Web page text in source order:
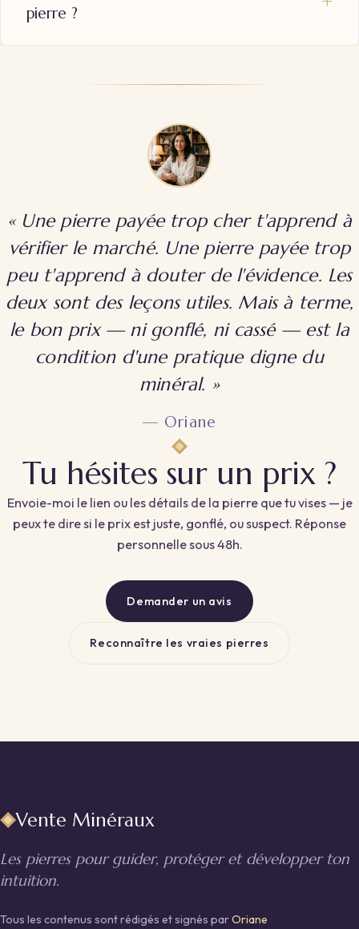
pierre ?
« Une pierre payée trop cher t'apprend à
vérifier le marché. Une pierre payée trop
peu t'apprend à douter de l'évidence. Les
deux sont des leçons utiles. Mais à terme,
le bon prix — ni gonflé, ni cassé — est la
condition d'une pratique digne du
minéral. »
— Oriane
Tu hésites sur un prix ?
Envoie-moi le lien ou les détails de la pierre que tu vises — je
peux te dire si le prix est juste, gonflé, ou suspect. Réponse
personnelle sous 48h.
Demander un avis
Reconnaître les vraies pierres
Vente Minéraux
Les pierres pour guider, protéger et développer ton
intuition.
Tous les contenus sont rédigés et signés parOriane